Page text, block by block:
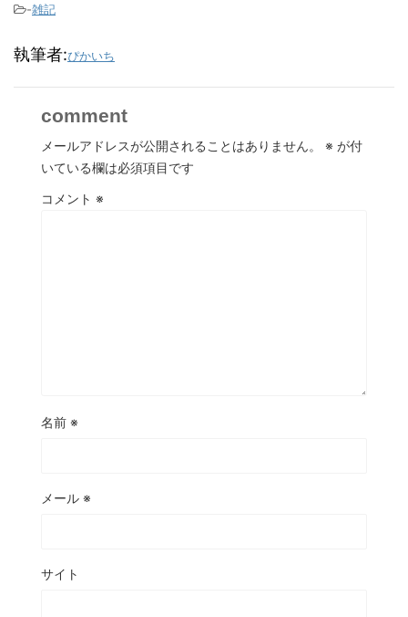
-雑記
執筆者:ぴかいち
comment
メールアドレスが公開されることはありません。 ※ が付
いている欄は必須項目です
コメント ※
名前 ※
メール ※
サイト